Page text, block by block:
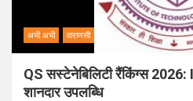
अभी अभी वाराणसी
QS सस्टेनेबिलिटी रैंकिंग्स
शानदार उपलब्धि